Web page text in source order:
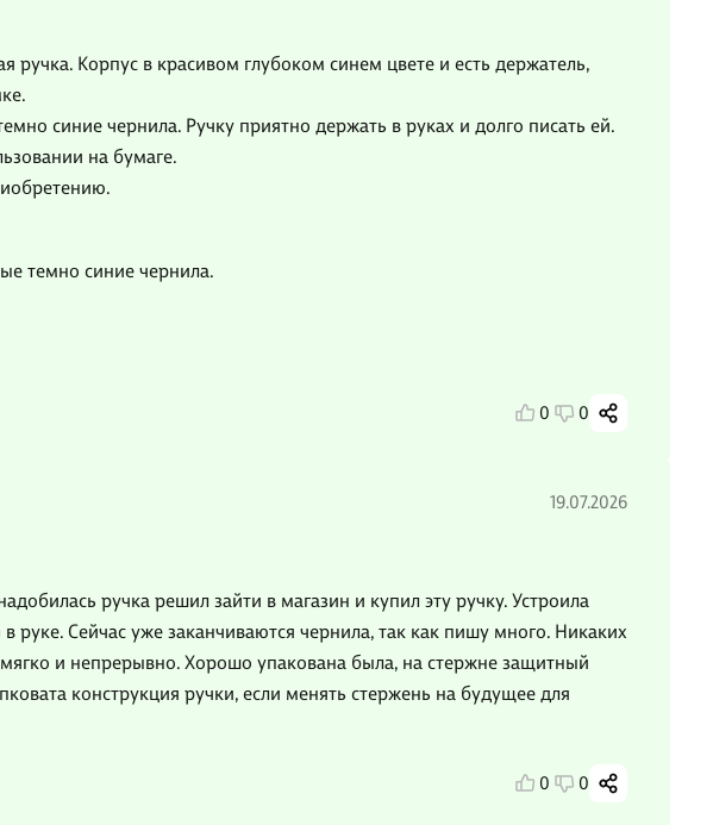
ручка. Корпус в красивом глубоком синем цвете и есть держатель,
синие чернила. Ручку приятно держать в руках и долго писать ей.
на бумаге.
темно синие чернила.
0 0
19.07.2026
ручка решил зайти в магазин и купил эту ручку. Устроила
руке. Сейчас уже заканчиваются чернила, так как пишу много. Никаких
и непрерывно. Хорошо упакована была, на стержне защитный
конструкция ручки, если менять стержень на будущее для
0 0